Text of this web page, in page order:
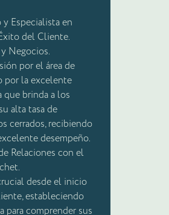
Especialista en
del Cliente.
Negocios.
por el área de
por la excelente
que brinda a los
alta tasa de
cerrados, recibiendo
desempeño.
Relaciones con el
desde el inicio
estableciendo
para comprender sus